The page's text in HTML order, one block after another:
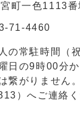
町一色1113
71-4460
の常駐時間（
日の9時00分
繋がりません
）へご連絡く